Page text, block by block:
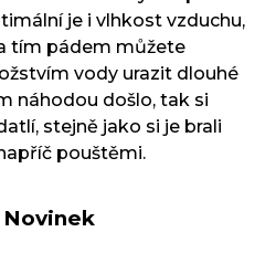
je i vlhkost vzduchu,
tím pádem můžete
vody urazit dlouhé
náhodou došlo, tak si
stejně jako si je brali
pouštěmi.
Novinek